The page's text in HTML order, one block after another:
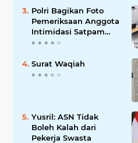
Polri Bagikan Foto
Pemeriksaan Anggota
Intimidasi Satpam
MRT
Surat Waqiah
Yusril: ASN Tidak
Boleh Kalah dari
Pekerja Swasta